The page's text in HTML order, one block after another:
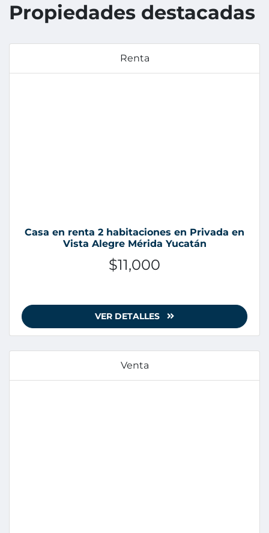
Propiedades destacadas
Renta
Casa en renta 2 habitaciones en Privada en
Vista Alegre Mérida Yucatán
$11,000
VER DETALLES
Venta